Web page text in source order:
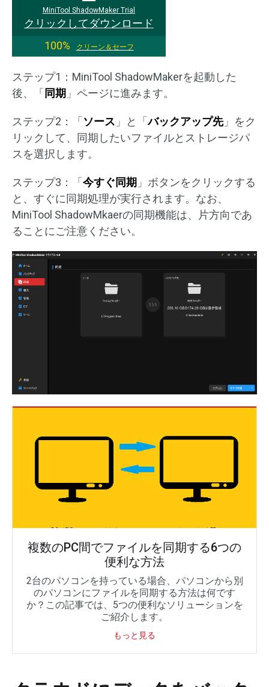
MiniTool ShadowMaker Trial
クリックしてダウンロード
100%
クリーン＆セーフ
ステップ1：MiniTool ShadowMakerを起動した
後、「 同期 」ページに進みます。
ステップ2：「 ソース 」と「バックアップ先」をク
リックして、同期したいファイルとストレージパ
スを選択します。
ステップ3：「 今すぐ同期 」ボタンをクリックする
と、すぐに同期処理が実行されます。なお、
MiniTool ShadowMkaerの同期機能は、片方向であ
ることにご注意ください。
複数のPC間でファイルを同期する6つの
便利な方法
2台のパソコンを持っている場合、パソコンから別
のパソコンにファイルを同期する方法は何です
か？この記事では、5つの便利なソリューションを
ご紹介します。
もっと見る